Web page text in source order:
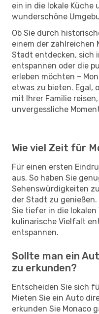
ein in die lokale Küche
wunderschöne
Ob Sie durch
einem der zahlreichen
Stadt entdecken, sich
entspannen oder die
erleben möchten –
etwas zu bieten. Egal,
mit Ihrer Familie
unvergessliche
Wie viel Zeit für
Für einen ersten
aus. So haben Sie
Sehenswürdigkeiten
der Stadt zu
Sie tiefer in die
kulinarische Vielfalt
entspannen.
Sollte man ein
zu erkunden?
Entscheiden Sie sich
Mieten Sie ein Auto
erkunden Sie Monaco